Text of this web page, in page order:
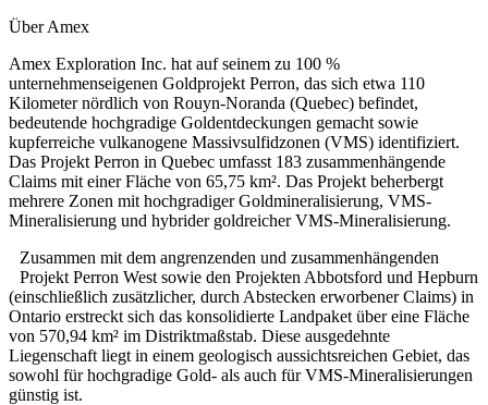
Über Amex
Amex Exploration Inc. hat auf seinem zu 100 %
unternehmenseigenen Goldprojekt Perron, das sich etwa 110
Kilometer nördlich von Rouyn-Noranda (Quebec) befindet,
bedeutende hochgradige Goldentdeckungen gemacht sowie
kupferreiche vulkanogene Massivsulfidzonen (VMS) identifiziert.
Das Projekt Perron in Quebec umfasst 183 zusammenhängende
Claims mit einer Fläche von 65,75 km². Das Projekt beherbergt
mehrere Zonen mit hochgradiger Goldmineralisierung, VMS-
Mineralisierung und hybrider goldreicher VMS-Mineralisierung.
Zusammen mit dem angrenzenden und zusammenhängenden
Projekt Perron West sowie den Projekten Abbotsford und Hepburn
(einschließlich zusätzlicher, durch Abstecken erworbener Claims) in
Ontario erstreckt sich das konsolidierte Landpaket über eine Fläche
von 570,94 km² im Distriktmaßstab. Diese ausgedehnte
Liegenschaft liegt in einem geologisch aussichtsreichen Gebiet, das
sowohl für hochgradige Gold- als auch für VMS-Mineralisierungen
günstig ist.